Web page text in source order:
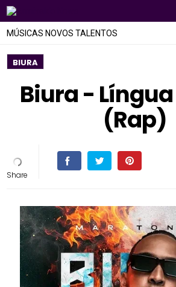
MÚSICAS NOVOS TALENTOS
BIURA
Biura -
(Rap)